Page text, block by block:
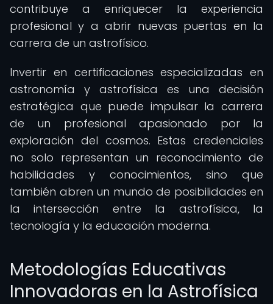
contribuye a enriquecer la experiencia
profesional y a abrir nuevas puertas en la
carrera de un astrofísico.
Invertir en certificaciones especializadas en
astronomía y astrofísica es una decisión
estratégica que puede impulsar la carrera
de un profesional apasionado por la
exploración del cosmos. Estas credenciales
no solo representan un reconocimiento de
habilidades y conocimientos, sino que
también abren un mundo de posibilidades en
la intersección entre la astrofísica, la
tecnología y la educación moderna.
Metodologías Educativas
Innovadoras en la Astrofísica